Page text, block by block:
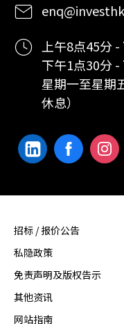
上午8点45分
下午1点30分 -
星期一至星期
休息）
招标 / 报价公告
私隐政策
免责声明及版权告示
其他资讯
网站指南